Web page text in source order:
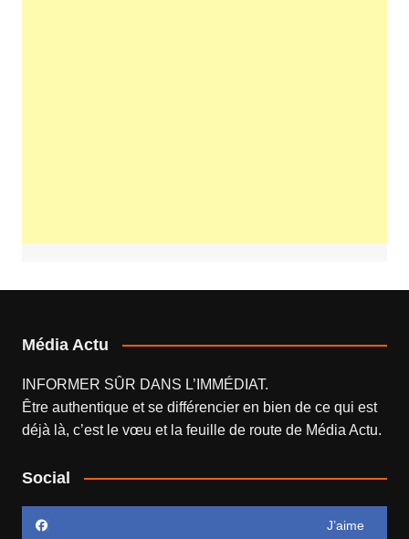
Média Actu
INFORMER SÛR DANS L’IMMÉDIAT.
Être authentique et se différencier en bien de ce qui est
déjà là, c’est le vœu et la feuille de route de Média Actu.
Social
J’aime